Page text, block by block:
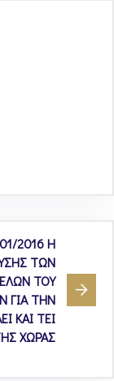
2016 Η
ΤΩΝ
ΤΟΥ
ΓΙΑ ΤΗΝ
ΚΑΙ ΤΕΙ
ΧΩΡΑΣ